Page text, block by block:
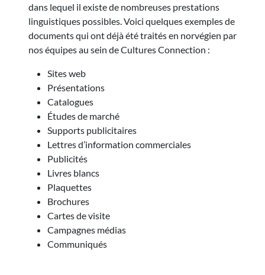
dans lequel il existe de nombreuses prestations
linguistiques possibles. Voici quelques exemples de
documents qui ont déjà été traités en norvégien par
nos équipes au sein de Cultures Connection :
Sites web
Présentations
Catalogues
Études de marché
Supports publicitaires
Lettres d’information commerciales
Publicités
Livres blancs
Plaquettes
Brochures
Cartes de visite
Campagnes médias
Communiqués